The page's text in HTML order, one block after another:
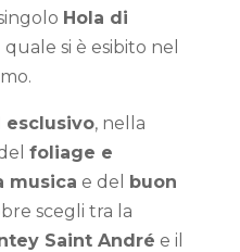
Hola di
quale si è esibito nel
esclusivo, nella
foliage e
musica e del buon
scegli tra la
Saint André e il